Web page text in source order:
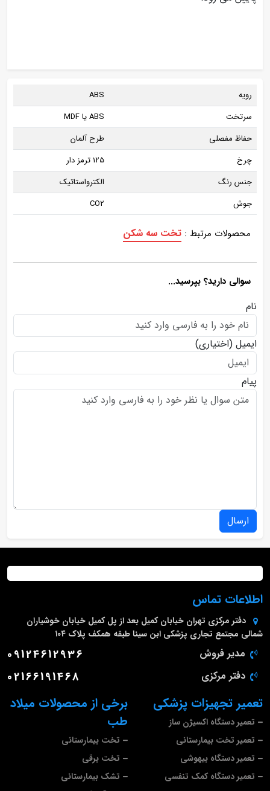
رویه
ABS
سرتخت
ABS یا MDF
حفاظ مفصلی
طرح آلمان
چرخ
125 ترمز دار
جنس رنگ
الکترواستاتیک
جوش
CO2
محصولات مرتبط : تخت سه شکن
سوالی دارید؟ بپرسید...
نام
ایمیل (اختیاری)
پیام
ارسال
برخی از محصولات میلاد
طب
تخت بیمارستانی
تخت برقی
تشک بیمارستانی
تعمیر تجهیزات پزشکی
تعمیر دستگاه اکسیژن ساز
تعمیر تخت بیمارستانی
تعمیر دستگاه بیهوشی
تعمیر دستگاه کمک تنفسی
اطلاعات تماس
دفتر مرکزی تهران خیابان کمیل بعد از پل کمیل خیابان خوشیاران
شمالی مجتمع تجاری پزشکی ابن سینا طبقه همکف پلاک ۱۰۴
مدیر فروش 09124612936
دفتر مرکزی 02166191468